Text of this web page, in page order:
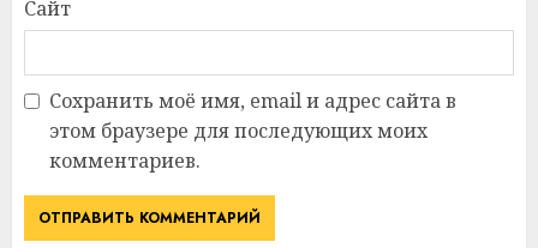
Сайт
Сохранить моё имя, email и адрес сайта в
этом браузере для последующих моих
комментариев.